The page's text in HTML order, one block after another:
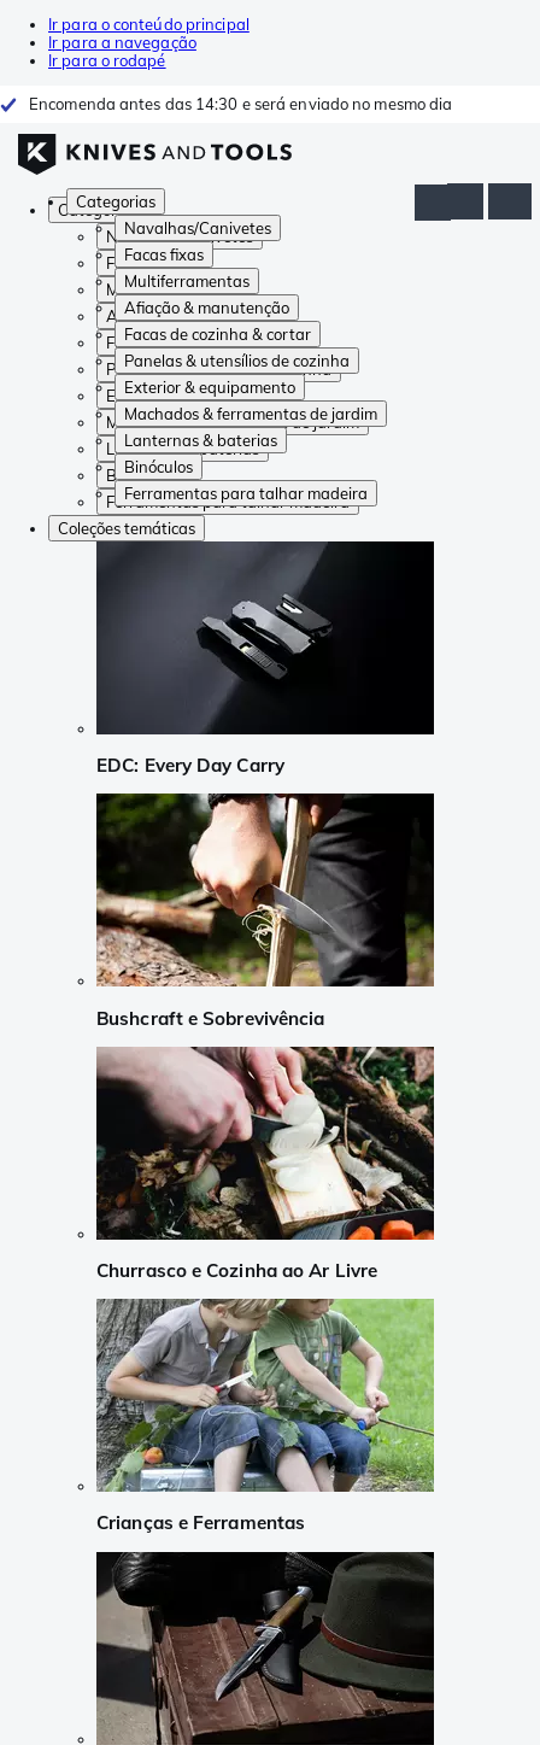
Ir para o conteúdo principal
Ir para a navegação
Ir para o rodapé
Encomenda antes das 14:30 e será enviado no mesmo dia
Categorias
Navalhas/Canivetes
Facas fixas
Multiferramentas
Afiação & manutenção
Facas de cozinha & cortar
Panelas & utensílios de cozinha
Exterior & equipamento
Machados & ferramentas de jardim
Lanternas & baterias
Binóculos
Ferramentas para talhar madeira
Categorias
Navalhas/Canivetes
Facas fixas
Multiferramentas
Afiação & manutenção
Facas de cozinha & cortar
Panelas & utensílios de cozinha
Exterior & equipamento
Machados & ferramentas de jardim
Lanternas & baterias
Binóculos
Ferramentas para talhar madeira
Coleções temáticas
EDC: Every Day Carry
Bushcraft e Sobrevivência
Churrasco e Cozinha ao Ar Livre
Crianças e Ferramentas